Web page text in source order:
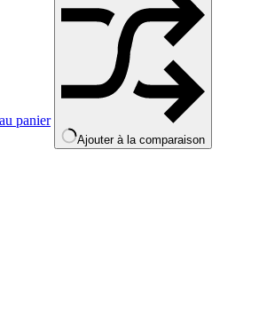
panier
Ajouter à la comparaison